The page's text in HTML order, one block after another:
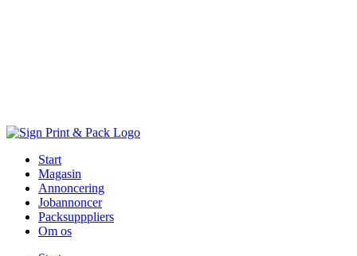
Start
Magasin
Annoncering
Jobannoncer
Packsupppliers
Om os